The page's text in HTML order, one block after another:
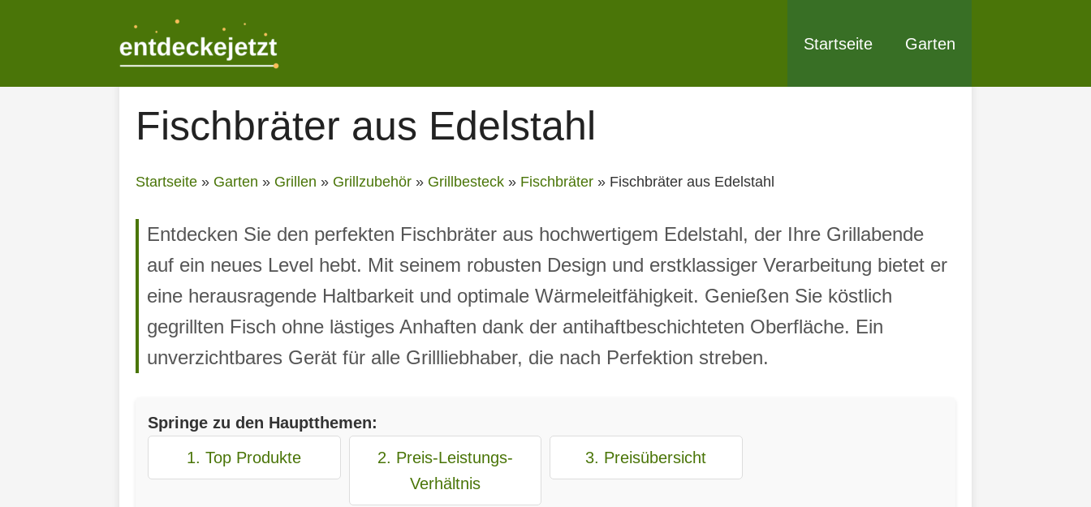
Startseite Garten
Fischbräter aus Edelstahl
Startseite » Garten » Grillen » Grillzubehör » Grillbesteck » Fischbräter » Fischbräter aus Edelstahl
Entdecken Sie den perfekten Fischbräter aus hochwertigem Edelstahl, der Ihre Grillabende
auf ein neues Level hebt. Mit seinem robusten Design und erstklassiger Verarbeitung bietet er
eine herausragende Haltbarkeit und optimale Wärmeleitfähigkeit. Genießen Sie köstlich
gegrillten Fisch ohne lästiges Anhaften dank der antihaftbeschichteten Oberfläche. Ein
unverzichtbares Gerät für alle Grillliebhaber, die nach Perfektion streben.
Springe zu den Hauptthemen:
1. Top Produkte
2. Preis-Leistungs-
Verhältnis
3. Preisübersicht